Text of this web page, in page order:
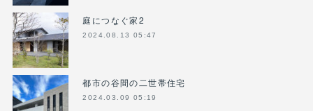
庭につなぐ家2
2024.08.13 05:47
都市の谷間の二世帯住宅
2024.03.09 05:19